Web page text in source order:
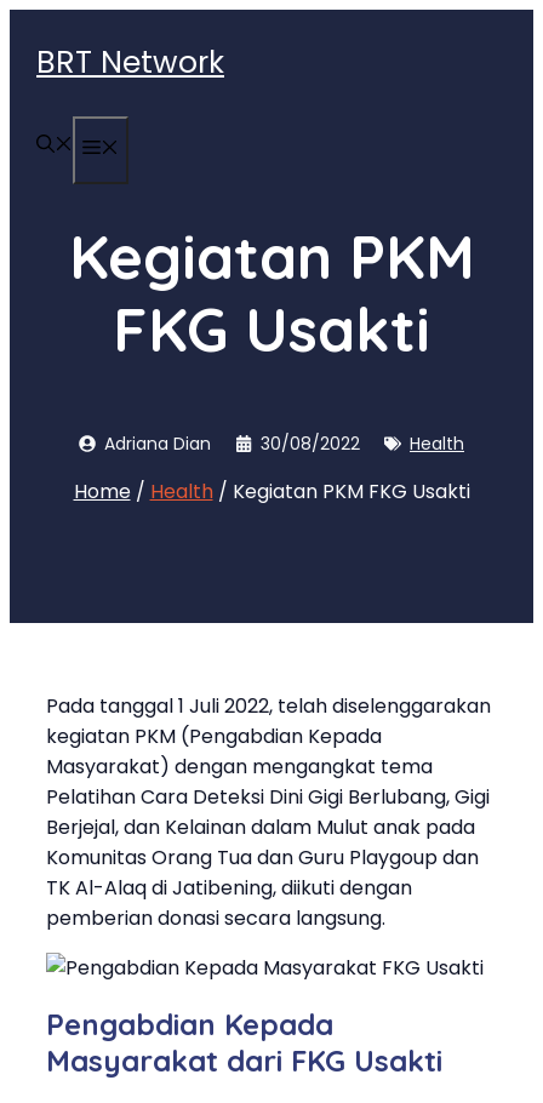
BRT Network
Kegiatan PKM
FKG Usakti
Adriana Dian 30/08/2022 Health
Home/ Health/ Kegiatan PKM FKG Usakti
Pada tanggal 1 Juli 2022, telah diselenggarakan
kegiatan PKM (Pengabdian Kepada
Masyarakat) dengan mengangkat tema
Pelatihan Cara Deteksi Dini Gigi Berlubang, Gigi
Berjejal, dan Kelainan dalam Mulut anak pada
Komunitas Orang Tua dan Guru Playgoup dan
TK Al-Alaq di Jatibening, diikuti dengan
pemberian donasi secara langsung.
Pengabdian Kepada
Masyarakat dari FKG Usakti